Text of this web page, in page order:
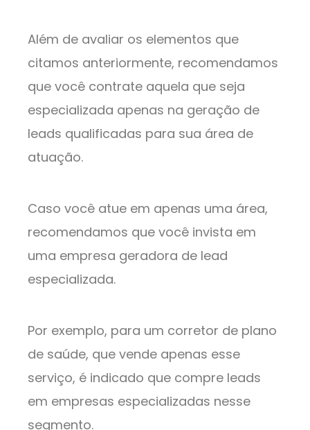
Além de avaliar os elementos que
citamos anteriormente, recomendamos
que você contrate aquela que seja
especializada apenas na geração de
leads qualificadas para sua área de
atuação.
Caso você atue em apenas uma área,
recomendamos que você invista em
uma empresa geradora de lead
especializada.
Por exemplo, para um corretor de plano
de saúde, que vende apenas esse
serviço, é indicado que compre leads
em empresas especializadas nesse
segmento.